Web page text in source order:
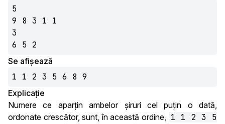
5
9 8 3 1 1
3
6 5 2
Se afișează
1 1 2 3 5 6 8 9
Explicație
Numere ce aparțin ambelor șiruri cel puțin o dată,
ordonate crescător, sunt, în această ordine, 1 1 2 3 5